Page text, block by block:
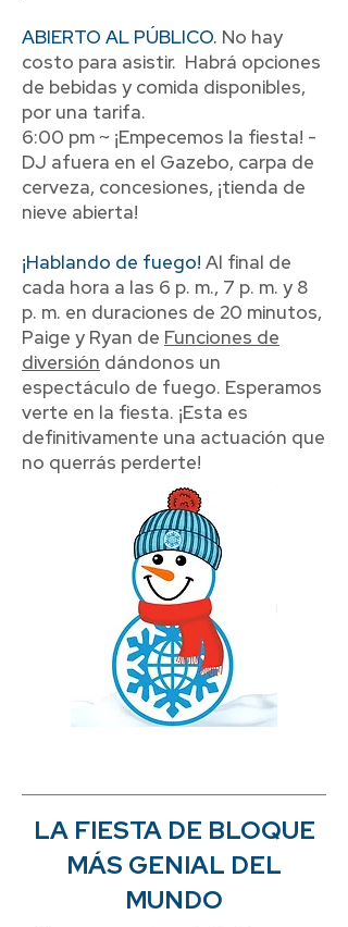
ABIERTO AL PÚBLICO. No hay
costo para asistir. Habrá opciones
de bebidas y comida disponibles,
por una tarifa.
6:00 pm ~ ¡Empecemos la fiesta! -
DJ afuera en el Gazebo, carpa de
cerveza, concesiones, ¡tienda de
nieve abierta!
¡Hablando de fuego! Al final de
cada hora a las 6 p. m., 7 p. m. y 8
p. m. en duraciones de 20 minutos,
Paige y Ryan de Funciones de
diversión dándonos un
espectáculo de fuego. Esperamos
verte en la fiesta. ¡Esta es
definitivamente una actuación que
no querrás perderte!
LA FIESTA DE BLOQUE
MÁS GENIAL DEL
MUNDO